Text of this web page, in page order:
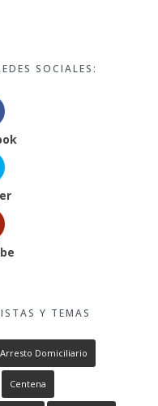
SOCIALES:
Y TEMAS
Arresto Domiciliario
Centena